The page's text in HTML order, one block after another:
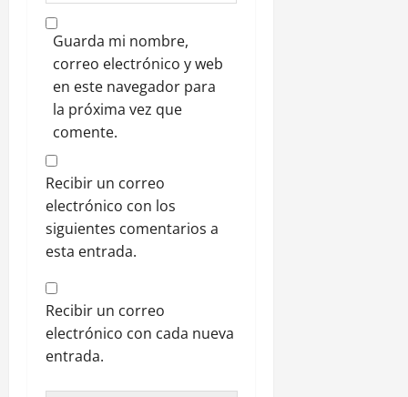
Guarda mi nombre,
correo electrónico y web
en este navegador para
la próxima vez que
comente.
Recibir un correo
electrónico con los
siguientes comentarios a
esta entrada.
Recibir un correo
electrónico con cada nueva
entrada.